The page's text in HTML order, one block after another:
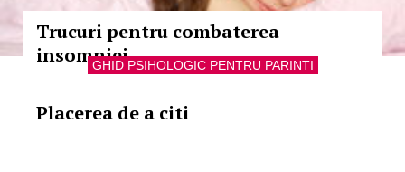
Trucuri pentru combaterea
insomnieiGHID PSIHOLOGIC PENTRU PARINTI
Placerea de a citi